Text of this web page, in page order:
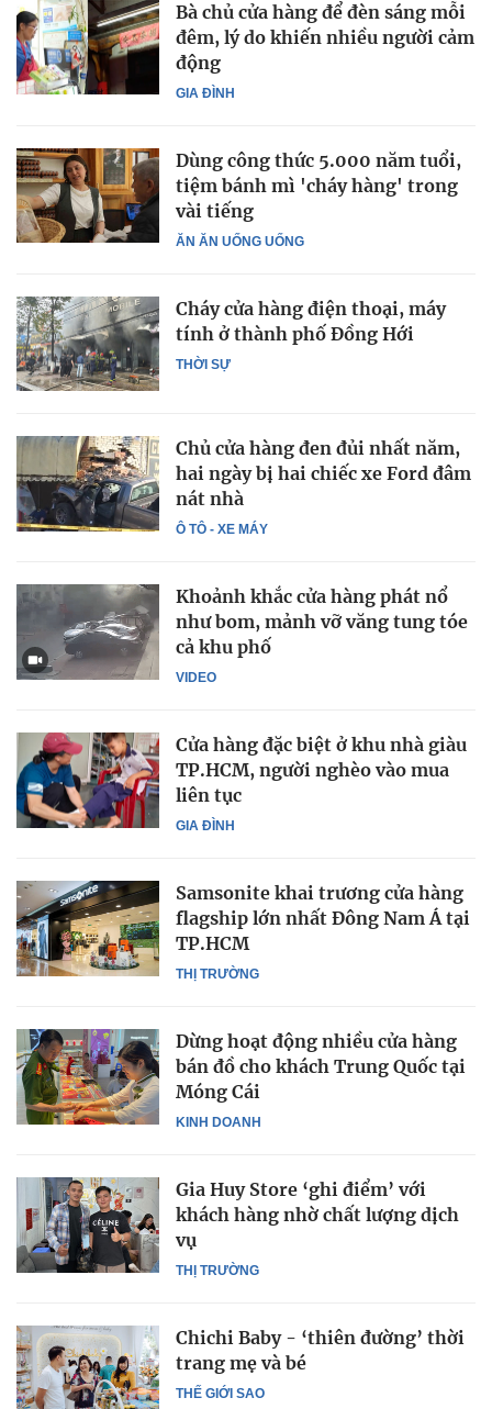
GIA ĐÌNH
Bà chủ cửa hàng để đèn sáng mỗi
đêm, lý do khiến nhiều người cảm
động
ĂN ĂN UỐNG UỐNG
Dùng công thức 5.000 năm tuổi,
tiệm bánh mì 'cháy hàng' trong
vài tiếng
THỜI SỰ
Cháy cửa hàng điện thoại, máy
tính ở thành phố Đồng Hới
Ô TÔ - XE MÁY
Chủ cửa hàng đen đủi nhất năm,
hai ngày bị hai chiếc xe Ford đâm
nát nhà
VIDEO
Khoảnh khắc cửa hàng phát nổ
như bom, mảnh vỡ văng tung tóe
cả khu phố
GIA ĐÌNH
Cửa hàng đặc biệt ở khu nhà giàu
TP.HCM, người nghèo vào mua
liên tục
THỊ TRƯỜNG
Samsonite khai trương cửa hàng
flagship lớn nhất Đông Nam Á tại
TP.HCM
KINH DOANH
Dừng hoạt động nhiều cửa hàng
bán đồ cho khách Trung Quốc tại
Móng Cái
THỊ TRƯỜNG
Gia Huy Store ‘ghi điểm’ với
khách hàng nhờ chất lượng dịch
vụ
THẾ GIỚI SAO
Chichi Baby - ‘thiên đường’ thời
trang mẹ và bé